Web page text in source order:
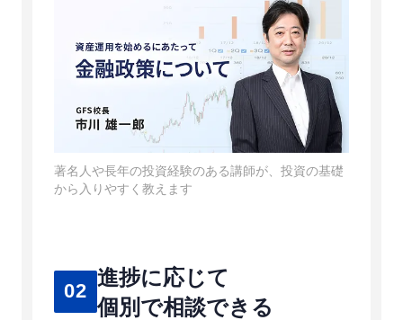
著名人や長年の投資経験のある講師が、投資の基礎
から入りやすく教えます
02
進捗に応じて
個別で相談できる